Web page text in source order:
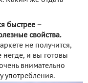
быстрее –
свойства.
не получится,
негде, и вы готовы
внимательно
употребления.